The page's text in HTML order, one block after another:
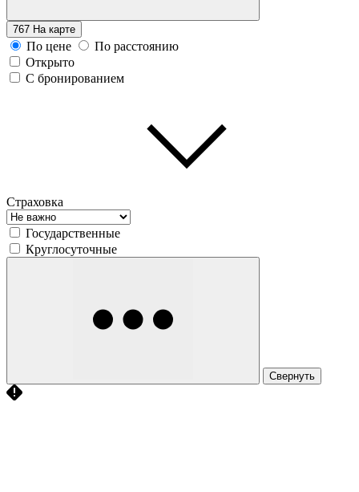
767 На карте
По цене
По расстоянию
Открыто
С бронированием
Страховка
Государственные
Круглосуточные
Свернуть